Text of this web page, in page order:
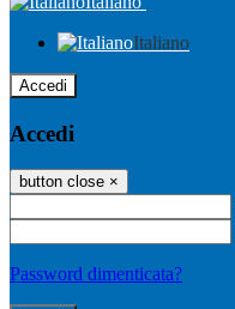
Italiano
Accedi
Accedi
button close ×
Password dimenticata?